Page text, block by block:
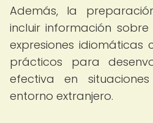
Además, la
incluir información
expresiones idiomáticas
prácticos para
efectiva en
entorno extranjero.